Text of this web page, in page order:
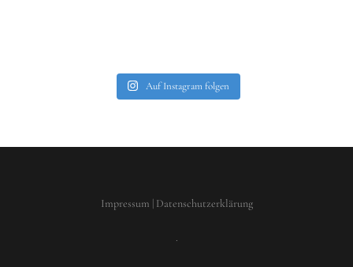
Auf Instagram folgen
Impressum | Datenschutzerklärung